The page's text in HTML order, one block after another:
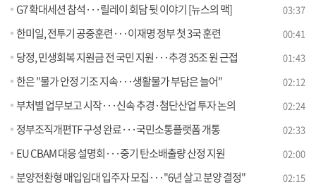
G7 확대세션 참석···릴레이 회담 뒷 이야기 [뉴스의 맥] 03:37
한미일, 전투기 공중훈련···이재명 정부 첫 3국 훈련 00:41
당정, 민생회복 지원금 전 국민 지원···추경 35조 원 근접 01:43
한은 "물가 안정 기조 지속···생활물가 부담은 늘어" 02:12
부처별 업무보고 시작···신속 추경·첨단산업 투자 논의 02:24
정부조직개편TF 구성 완료···국민소통플랫폼 개통 02:33
EU CBAM 대응 설명회···중기 탄소배출량 산정 지원 02:00
분양전환형 매입임대 입주자 모집···"6년 살고 분양 결정" 02:15